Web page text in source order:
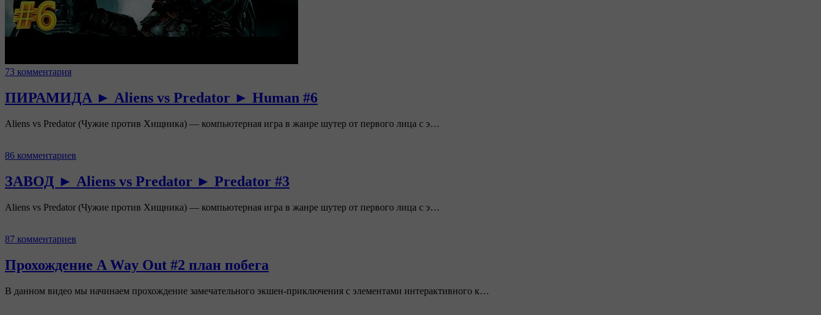
73 комментария
ПИРАМИДА ► Aliens vs Predator ► Human #6
Aliens vs Predator (Чужие против Хищника) — компьютерная игра в жанре шутер от первого лица с э…
86 комментариев
ЗАВОД ► Aliens vs Predator ► Predator #3
Aliens vs Predator (Чужие против Хищника) — компьютерная игра в жанре шутер от первого лица с э…
87 комментариев
Прохождение A Way Out #2 план побега
В данном видео мы начинаем прохождение замечательного экшен-приключения с элементами интерактивного к…